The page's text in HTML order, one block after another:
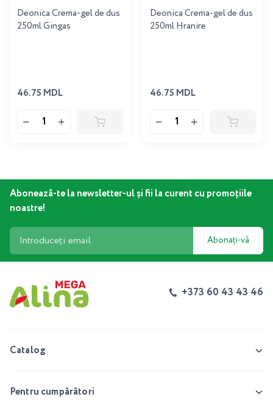
Deonica Crema-gel de dus
250ml Gingas
46.75 MDL
Deonica Crema-gel de dus
250ml Hranire
46.75 MDL
Abonează-te la newsletter-ul și fii la curent cu promoțiile
noastre!
Abonați-vă
+373 60 43 43 46
Catalog
Pentru cumpărători